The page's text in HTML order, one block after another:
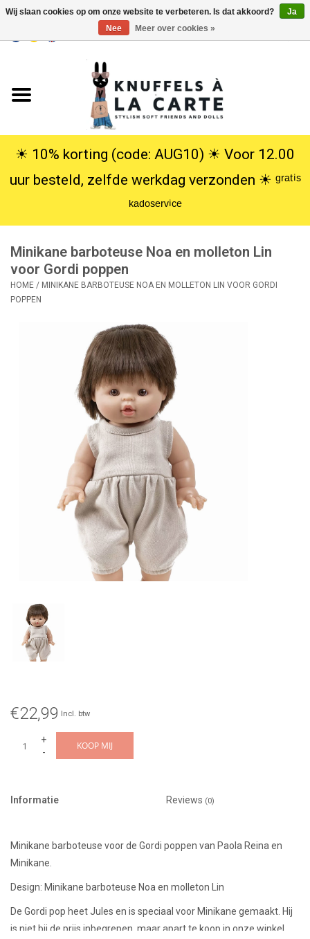
USD
Knuffels
Poppen
SALE
Cadeauservice
info
☀︎ 10% korting (code: AUG10) ☀︎ Voor 12.00
uur besteld, zelfde werkdag verzonden ☀︎ ᵍʳᵃᵗⁱˢ
ᵏᵃᵈᵒˢᵉʳᵛⁱᶜᵉ
Minikane barboteuse Noa en molleton Lin
voor Gordi poppen
HOME / MINIKANE BARBOTEUSE NOA EN MOLLETON LIN VOOR GORDI
POPPEN
€22,99 Incl. btw
+
-
KOOP MIJ
Informatie Reviews (0)
Minikane barboteuse voor de Gordi poppen van Paola Reina en
Minikane.
Design: Minikane barboteuse Noa en molleton Lin
De Gordi pop heet Jules en is speciaal voor Minikane gemaakt. Hij
is niet bij de prijs inbegrepen, maar apart te koop in onze winkel.
Wij slaan cookies op om onze website te verbeteren. Is dat akkoord?
Ja
Nee
Meer over cookies »